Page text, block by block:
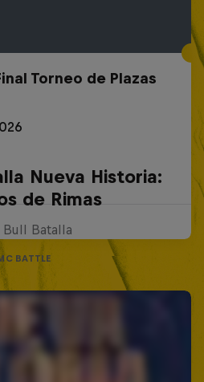
Torneo de Plazas
Nueva Historia:
de Rimas
Bull Batalla
MC BATTLE